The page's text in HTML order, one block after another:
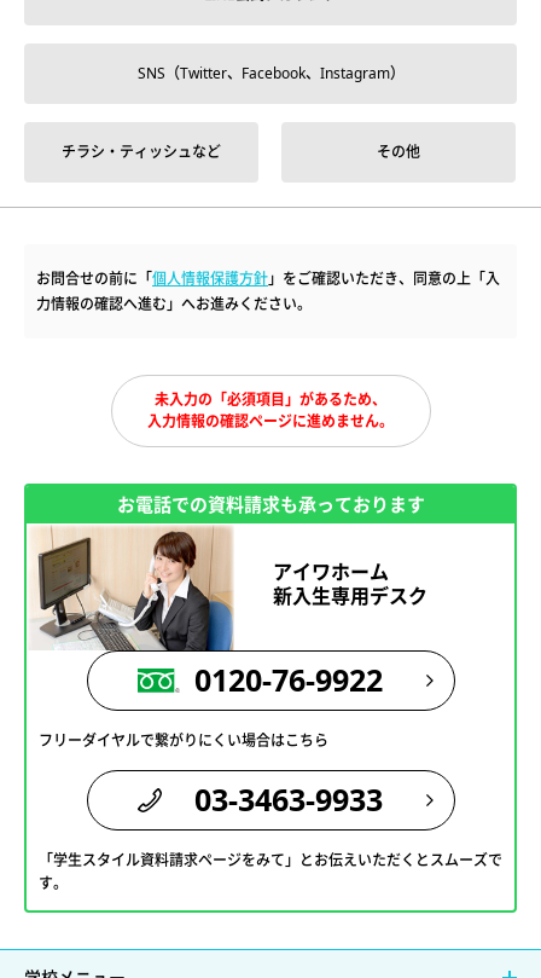
SNS（Twitter、Facebook、Instagram）
チラシ・ティッシュなど その他
お問合せの前に「個人情報保護方針」をご確認いただき、同意の上「入
力情報の確認へ進む」へお進みください。
未入力の「必須項目」があるため、
入力情報の確認ページに進めません。
お電話での資料請求も承っております
アイワホーム
新入生専用デスク
0120-76-9922
フリーダイヤルで繋がりにくい場合はこちら
03-3463-9933
「学生スタイル資料請求ページをみて」とお伝えいただくとスムーズで
す。